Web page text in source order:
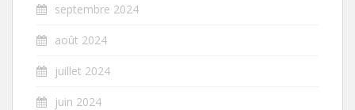
septembre 2024
août 2024
juillet 2024
juin 2024